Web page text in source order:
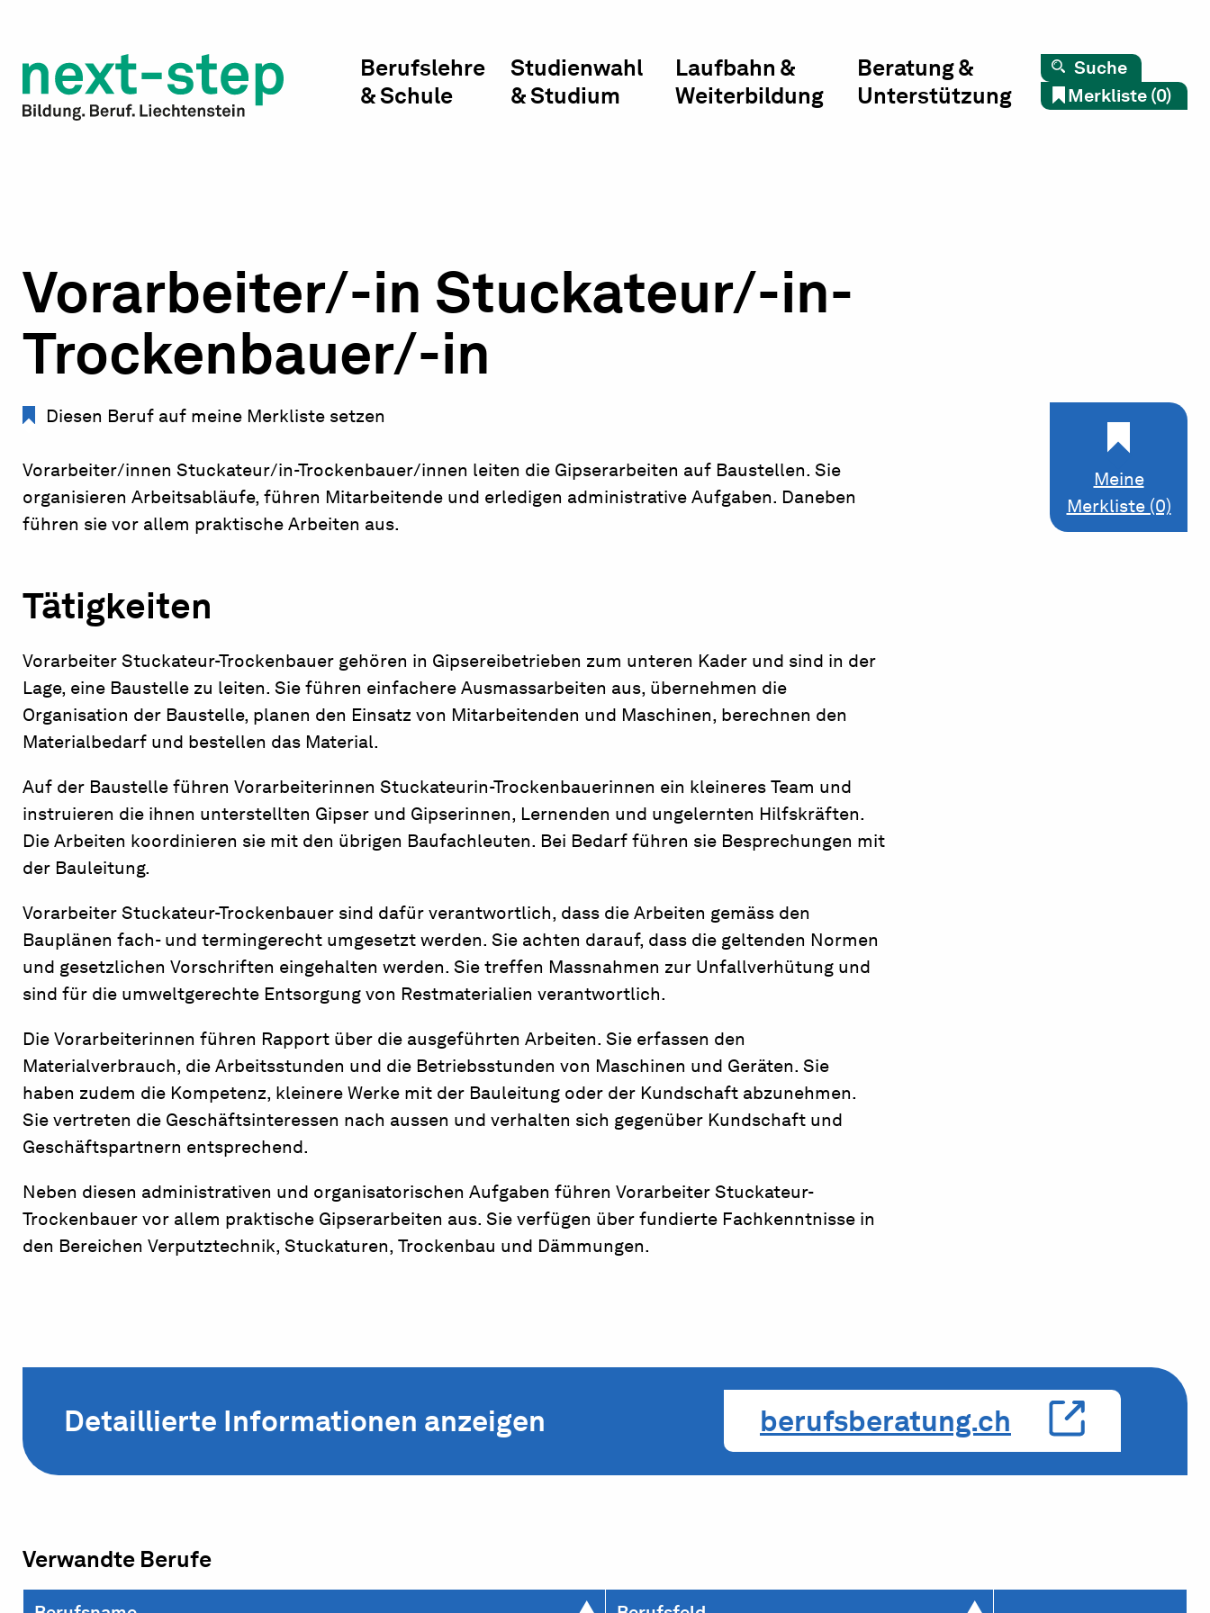
Laufbahn & Weiterbildung
Beratung & Unterstützung
Berufslehre
& Schule
Studienwahl
& Studium
Laufbahn &
Weiterbildung
Beratung &
Unterstützung
Suche
Merkliste (0)
Meine
Merkliste (0)
Vorarbeiter/-in Stuckateur/-in-
Trockenbauer/-in
Diesen Beruf auf meine Merkliste setzen
Vorarbeiter/innen Stuckateur/in-Trockenbauer/innen leiten die Gipserarbeiten auf Baustellen. Sie
organisieren Arbeitsabläufe, führen Mitarbeitende und erledigen administrative Aufgaben. Daneben
führen sie vor allem praktische Arbeiten aus.
Tätigkeiten
Vorarbeiter Stuckateur-Trockenbauer gehören in Gipsereibetrieben zum unteren Kader und sind in der
Lage, eine Baustelle zu leiten. Sie führen einfachere Ausmassarbeiten aus, übernehmen die
Organisation der Baustelle, planen den Einsatz von Mitarbeitenden und Maschinen, berechnen den
Materialbedarf und bestellen das Material.
Auf der Baustelle führen Vorarbeiterinnen Stuckateurin-Trockenbauerinnen ein kleineres Team und
instruieren die ihnen unterstellten Gipser und Gipserinnen, Lernenden und ungelernten Hilfskräften.
Die Arbeiten koordinieren sie mit den übrigen Baufachleuten. Bei Bedarf führen sie Besprechungen mit
der Bauleitung.
Vorarbeiter Stuckateur-Trockenbauer sind dafür verantwortlich, dass die Arbeiten gemäss den
Bauplänen fach- und termingerecht umgesetzt werden. Sie achten darauf, dass die geltenden Normen
und gesetzlichen Vorschriften eingehalten werden. Sie treffen Massnahmen zur Unfallverhütung und
sind für die umweltgerechte Entsorgung von Restmaterialien verantwortlich.
Die Vorarbeiterinnen führen Rapport über die ausgeführten Arbeiten. Sie erfassen den
Materialverbrauch, die Arbeitsstunden und die Betriebsstunden von Maschinen und Geräten. Sie
haben zudem die Kompetenz, kleinere Werke mit der Bauleitung oder der Kundschaft abzunehmen.
Sie vertreten die Geschäftsinteressen nach aussen und verhalten sich gegenüber Kundschaft und
Geschäftspartnern entsprechend.
Neben diesen administrativen und organisatorischen Aufgaben führen Vorarbeiter Stuckateur-
Trockenbauer vor allem praktische Gipserarbeiten aus. Sie verfügen über fundierte Fachkenntnisse in
den Bereichen Verputztechnik, Stuckaturen, Trockenbau und Däm­mungen.
Detaillierte Informationen anzeigen berufsberatung.ch
Verwandte Berufe